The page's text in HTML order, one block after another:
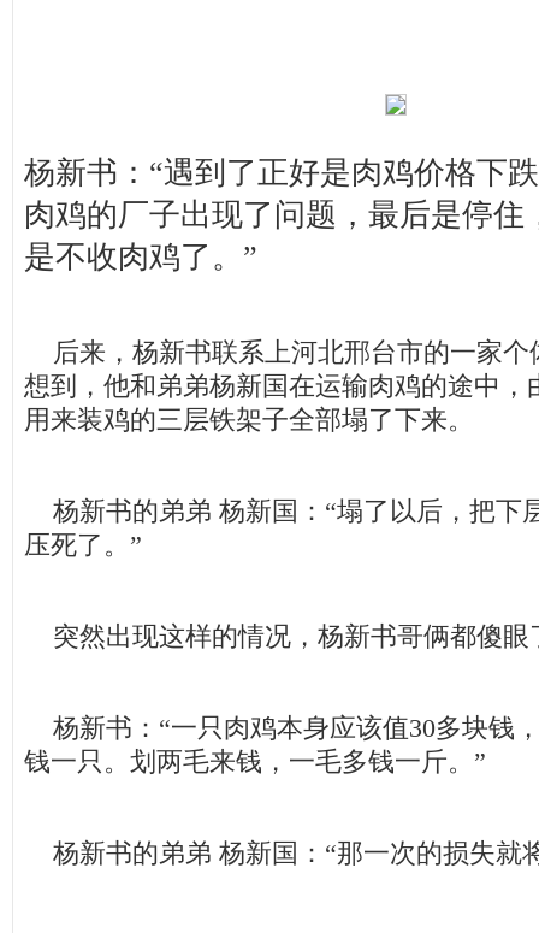
杨新书：“遇到了正好是肉鸡价格下
肉鸡的厂子出现了问题，最后是停住
是不收肉鸡了。”
后来，杨新书联系上河北邢台市的一家个
想到，他和弟弟杨新国在运输肉鸡的途中，
用来装鸡的三层铁架子全部塌了下来。
杨新书的弟弟 杨新国：“塌了以后，把下
压死了。”
突然出现这样的情况，杨新书哥俩都傻眼
杨新书：“一只肉鸡本身应该值30多块钱
钱一只。划两毛来钱，一毛多钱一斤。”
杨新书的弟弟 杨新国：“那一次的损失就